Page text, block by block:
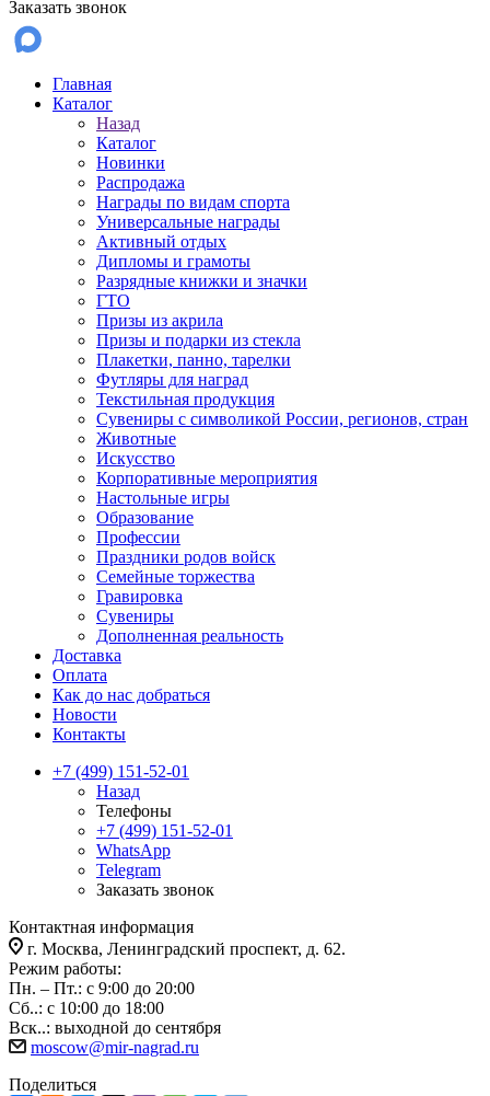
Заказать звонок
Главная
Каталог
Назад
Каталог
Новинки
Распродажа
Награды по видам спорта
Универсальные награды
Активный отдых
Дипломы и грамоты
Разрядные книжки и значки
ГТО
Призы из акрила
Призы и подарки из стекла
Плакетки, панно, тарелки
Футляры для наград
Текстильная продукция
Сувениры с символикой России, регионов, стран
Животные
Искусство
Корпоративные мероприятия
Настольные игры
Образование
Профессии
Праздники родов войск
Семейные торжества
Гравировка
Сувениры
Дополненная реальность
Доставка
Оплата
Как до нас добраться
Новости
Контакты
+7 (499) 151-52-01
Назад
Телефоны
+7 (499) 151-52-01
WhatsApp
Telegram
Заказать звонок
Контактная информация
г. Москва, Ленинградский проспект, д. 62.
Режим работы:
Пн. – Пт.: с 9:00 до 20:00
Сб..: с 10:00 до 18:00
Вск..: выходной до сентября
moscow@mir-nagrad.ru
Поделиться